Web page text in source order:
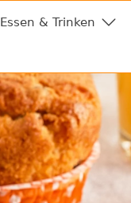
Essen & Trinken